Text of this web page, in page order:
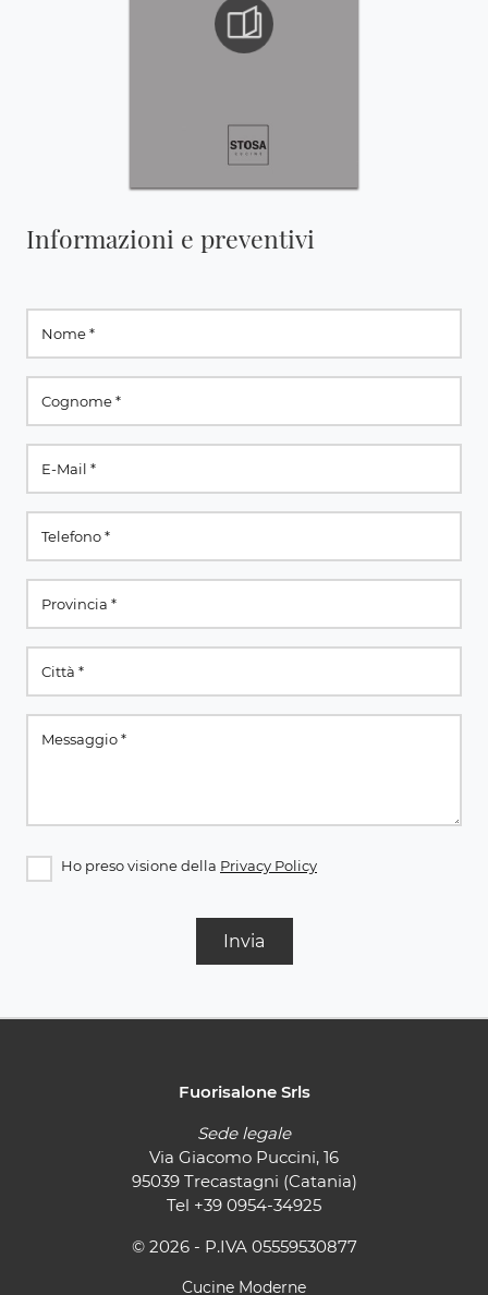
Informazioni e preventivi
Ho preso visione della Privacy Policy
Invia
Fuorisalone Srls
Sede legale
Via Giacomo Puccini, 16
95039 Trecastagni (Catania)
Tel +39 0954-34925
© 2026 - P.IVA 05559530877
Cucine Moderne